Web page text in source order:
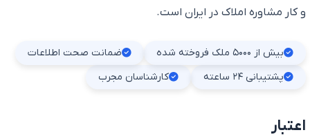
و کار مشاوره املاک در ایران است.
بیش از ۵۰۰۰ ملک فروخته شده
ضمانت صحت اطلاعات
پشتیبانی ۲۴ ساعته
کارشناسان مجرب
اعتبار